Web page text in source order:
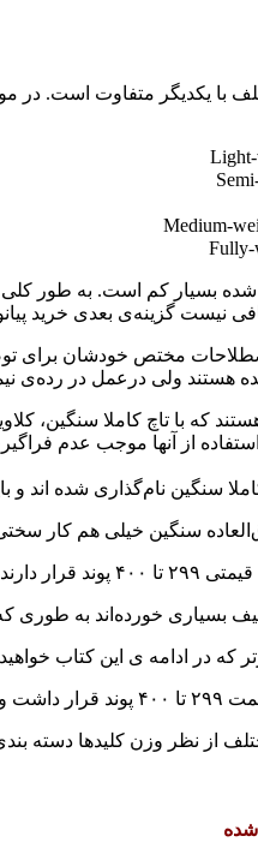
با یکدیگر متفاوت است. در
بسیار کم است. به طور کلی
نیست گزینه‌ی بعدی خرید
مختص خودشان برای
هستند ولی درعمل در رده‌ی
که با تاچ کاملا سنگین،
از آنها موجب عدم
کاملا سنگین نام‌گذاری شده ‌اند
سنگین خیلی هم کار
تجدید نظرکنید.
دسته بندی شده اند. برای این کار من به مدت ۶ ماه